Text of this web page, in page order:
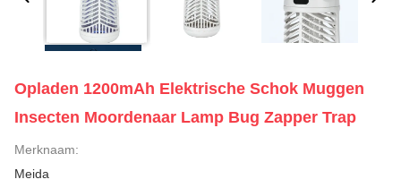
Opladen 1200mAh Elektrische Schok Muggen
Insecten Moordenaar Lamp Bug Zapper Trap
Merknaam:
Meida